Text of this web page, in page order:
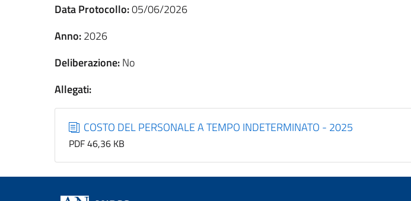
Data Protocollo:05/06/2026
Anno:2026
Deliberazione:No
Allegati:
COSTO DEL PERSONALE A TEMPO INDETERMINATO - 2025
PDF 46,36 KB